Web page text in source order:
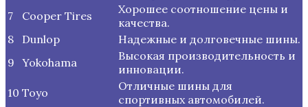
7
Cooper Tires
Хорошее соотношение цены и
качества.
8
Dunlop
Надежные и долговечные шины.
9 Yokohama
Высокая производительность и
инновации.
10 Toyo
Отличные шины для
спортивных автомобилей.